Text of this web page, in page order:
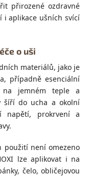
přirozené ozdravné
i aplikace ušních svící
o uši
materiálů, jako je
případně esenciální
na jemném teple a
šíří do ucha a okolní
napětí, prokrvení a
použití není omezeno
lze aplikovat i na
čelo, obličejovou